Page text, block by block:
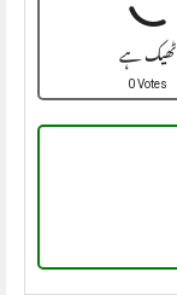
ٹھیک ہے
0 Votes